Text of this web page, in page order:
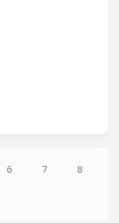
6 7 8